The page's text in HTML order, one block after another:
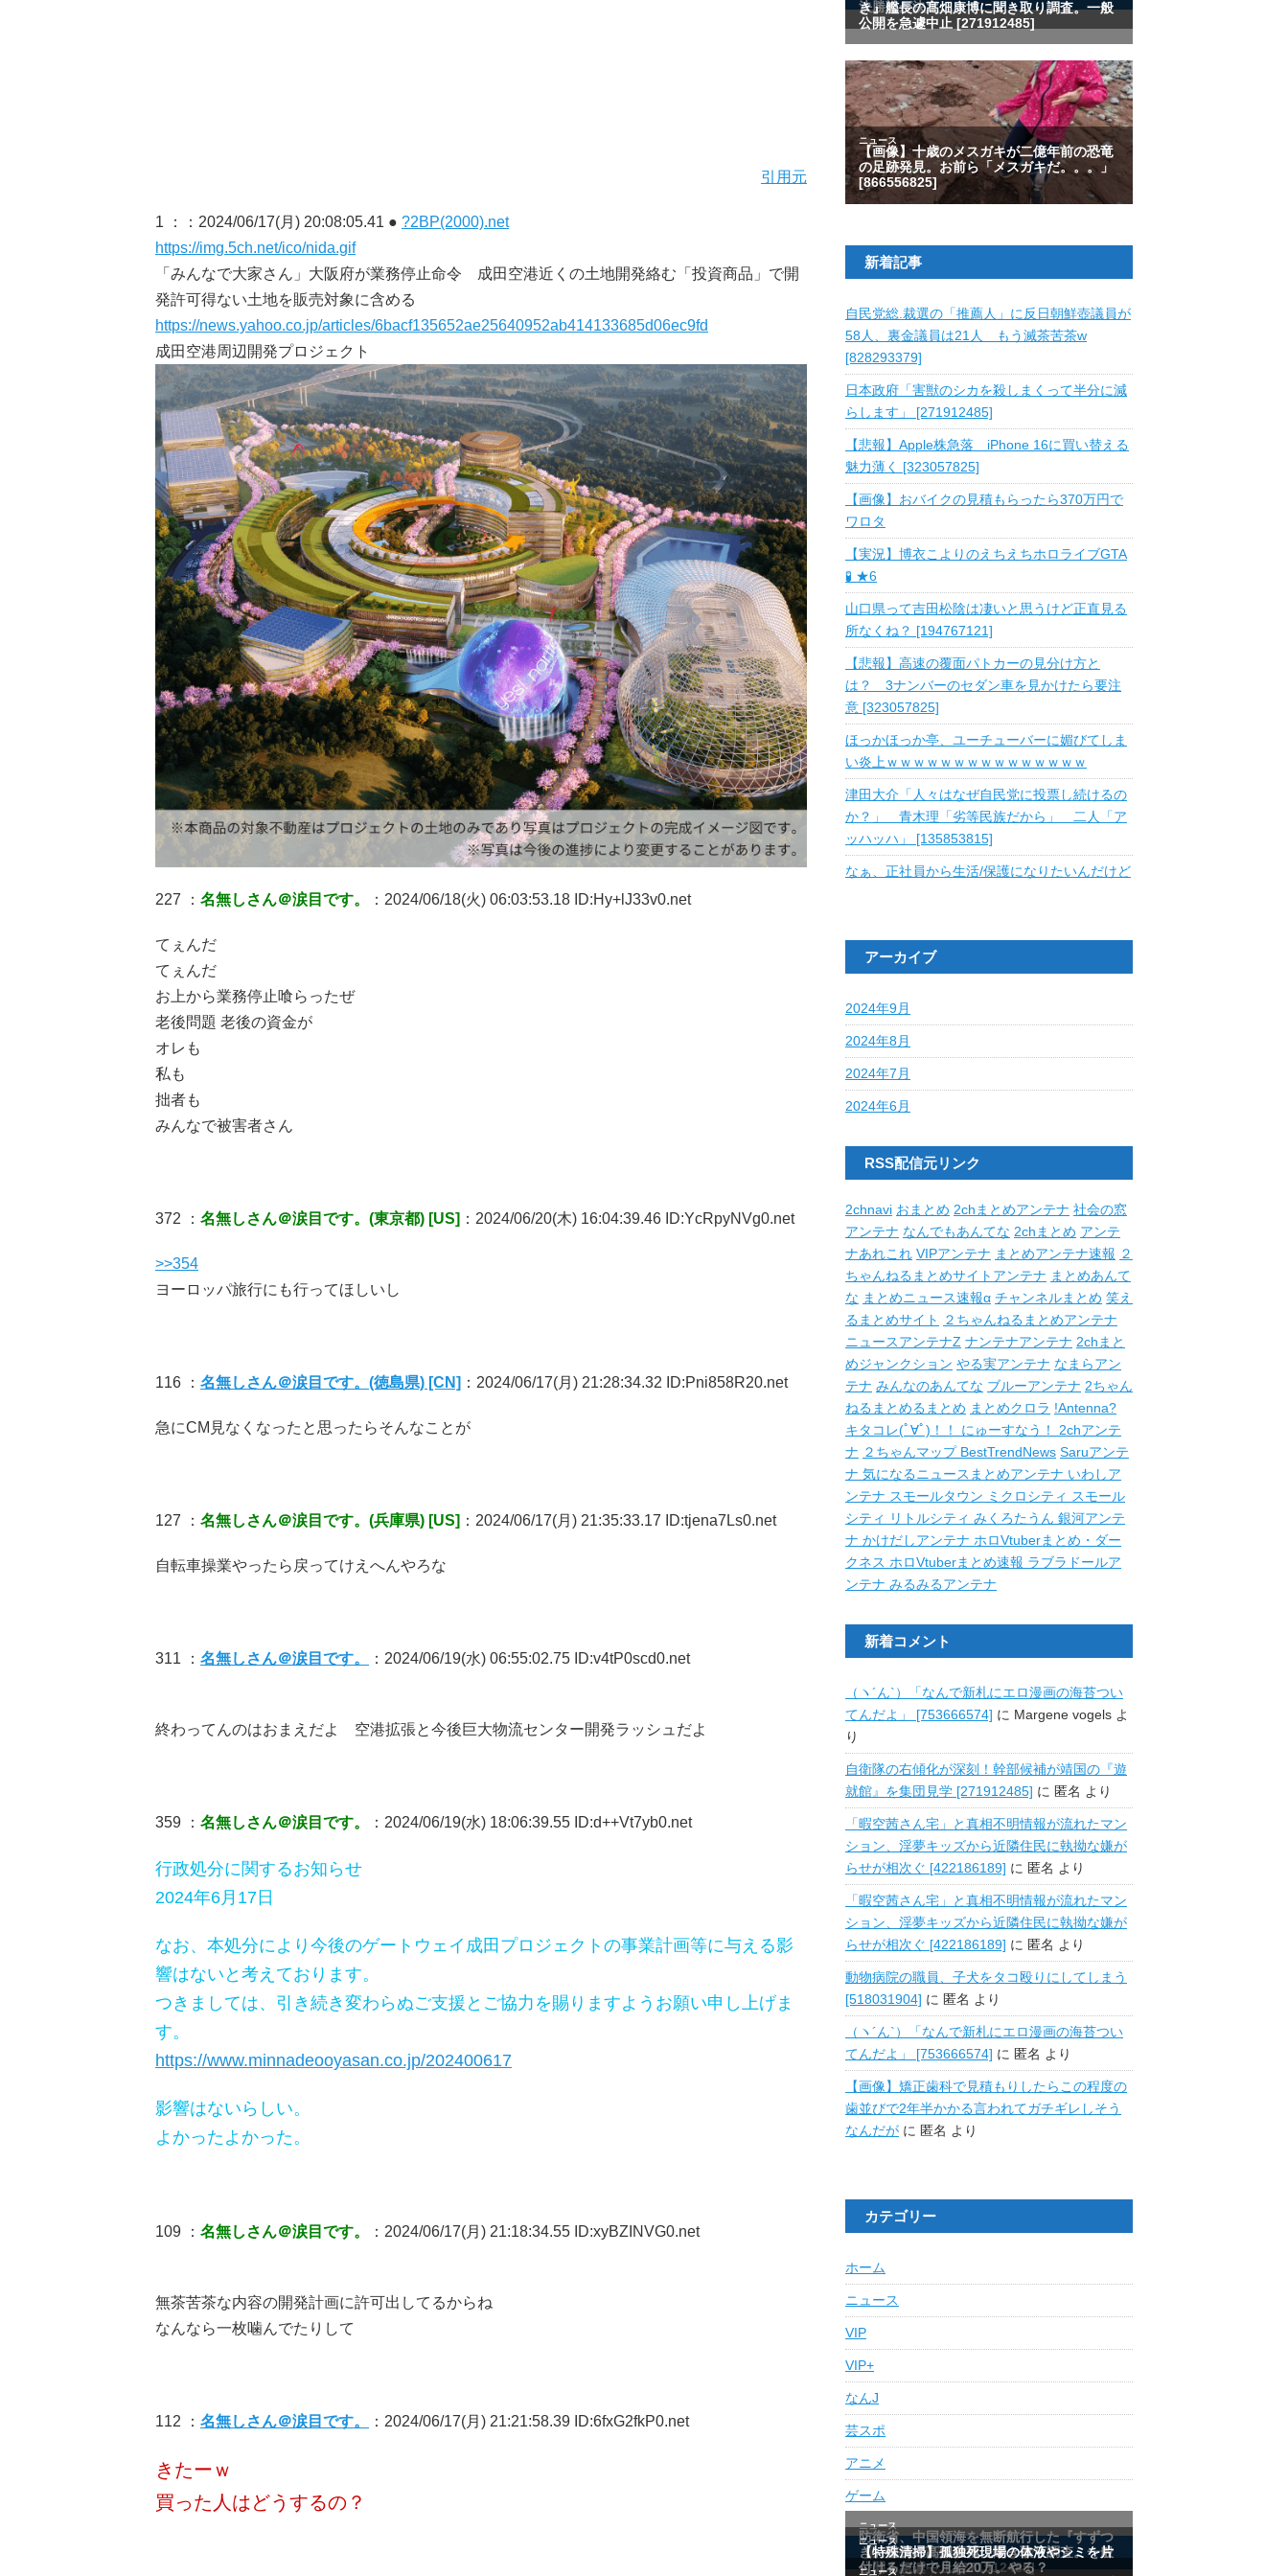
引用元
1 ： ：2024/06/17(月) 20:08:05.41 ● ?2BP(2000).net
https://img.5ch.net/ico/nida.gif
「みんなで大家さん」大阪府が業務停止命令 成田空港近くの土地開発絡む「投資商品」で開
発許可得ない土地を販売対象に含める
https://news.yahoo.co.jp/articles/6bacf135652ae25640952ab414133685d06ec9fd
成田空港周辺開発プロジェクト
227 ： 名無しさん＠涙目です。 ：2024/06/18(火) 06:03:53.18 ID:Hy+lJ33v0.net
てぇんだ
てぇんだ
お上から業務停止喰らったぜ
老後問題 老後の資金が
オレも
私も
拙者も
みんなで被害者さん
372 ： 名無しさん＠涙目です。(東京都) [US] ：2024/06/20(木) 16:04:39.46 ID:YcRpyNVg0.net
>>354
ヨーロッパ旅行にも行ってほしいし
116 ： 名無しさん＠涙目です。(徳島県) [CN] ：2024/06/17(月) 21:28:34.32 ID:Pni858R20.net
急にCM見なくなったと思ったらそんなことが
127 ： 名無しさん＠涙目です。(兵庫県) [US] ：2024/06/17(月) 21:35:33.17 ID:tjena7Ls0.net
自転車操業やったら戻ってけえへんやろな
311 ： 名無しさん＠涙目です。 ：2024/06/19(水) 06:55:02.75 ID:v4tP0scd0.net
終わってんのはおまえだよ 空港拡張と今後巨大物流センター開発ラッシュだよ
359 ： 名無しさん＠涙目です。 ：2024/06/19(水) 18:06:39.55 ID:d++Vt7yb0.net
行政処分に関するお知らせ
2024年6月17日
なお、本処分により今後のゲートウェイ成田プロジェクトの事業計画等に与える影
響はないと考えております。
つきましては、引き続き変わらぬご支援とご協力を賜りますようお願い申し上げま
す。
https://www.minnadeooyasan.co.jp/202400617
影響はないらしい。
よかったよかった。
109 ： 名無しさん＠涙目です。 ：2024/06/17(月) 21:18:34.55 ID:xyBZINVG0.net
無茶苦茶な内容の開発計画に許可出してるからね
なんなら一枚噛んでたりして
112 ： 名無しさん＠涙目です。 ：2024/06/17(月) 21:21:58.39 ID:6fxG2fkP0.net
きたーｗ
買った人はどうするの？
新着記事
自民党総.裁選の「推薦人」に反日朝鮮壺議員が
58人、裏金議員は21人 もう滅茶苦茶w
[828293379]
日本政府「害獣のシカを殺しまくって半分に減
らします」 [271912485]
【悲報】Apple株急落 iPhone 16に買い替える
魅力薄く [323057825]
【画像】おバイクの見積もらったら370万円で
ワロタ
【実況】博衣こよりのえちえちホロライブGTA
🧪 ★6
山口県って吉田松陰は凄いと思うけど正直見る
所なくね？ [194767121]
【悲報】高速の覆面パトカーの見分け方と
は？ 3ナンバーのセダン車を見かけたら要注
意 [323057825]
ほっかほっか亭、ユーチューバーに媚びてしま
い炎上ｗｗｗｗｗｗｗｗｗｗｗｗｗｗｗ
津田大介「人々はなぜ自民党に投票し続けるの
か？」 青木理「劣等民族だから」 二人「ア
ッハッハ」 [135853815]
なぁ、正社員から生活/保護になりたいんだけど
アーカイブ
2024年9月
2024年8月
2024年7月
2024年6月
RSS配信元リンク
2chnavi おまとめ 2chまとめアンテナ 社会の窓
アンテナ なんでもあんてな 2chまとめ アンテ
ナあれこれ VIPアンテナ まとめアンテナ速報 ２
ちゃんねるまとめサイトアンテナ まとめあんて
な まとめニュース速報α チャンネルまとめ 笑え
るまとめサイト
２ちゃんねるまとめアンテナ
ニュースアンテナZ ナンテナアンテナ 2chまと
めジャンクション やる実アンテナ なまらアン
テナ みんなのあんてな ブルーアンテナ 2ちゃん
ねるまとめるまとめ まとめクロラ !Antenna?
キタコレ(ﾟ∀ﾟ)！！ にゅーすなう！ 2chアンテ
ナ ２ちゃんマップ BestTrendNews Saruアンテ
ナ 気になるニュースまとめアンテナ いわしア
ンテナ スモールタウン ミクロシティ スモール
シティ
リトルシティ みくろたうん 銀河アンテ
ナ かけだしアンテナ ホロVtuberまとめ・ダー
クネス ホロVtuberまとめ速報 ラブラドールア
ンテナ みるみるアンテナ
新着コメント
（ヽ´ん`）「なんで新札にエロ漫画の海苔つい
てんだよ」 [753666574] に Margene vogels よ
り
自衛隊の右傾化が深刻！幹部候補が靖国の『遊
就館』を集団見学 [271912485] に 匿名 より
「暇空茜さん宅」と真相不明情報が流れたマン
ション、淫夢キッズから近隣住民に執拗な嫌が
らせが相次ぐ [422186189] に 匿名 より
「暇空茜さん宅」と真相不明情報が流れたマン
ション、淫夢キッズから近隣住民に執拗な嫌が
らせが相次ぐ [422186189] に 匿名 より
動物病院の職員、子犬をタコ殴りにしてしまう
[518031904] に 匿名 より
（ヽ´ん`）「なんで新札にエロ漫画の海苔つい
てんだよ」 [753666574] に 匿名 より
【画像】矯正歯科で見積もりしたらこの程度の
歯並びで2年半かかる言われてガチギレしそう
なんだが に 匿名 より
カテゴリー
ホーム
ニュース
VIP
VIP+
なんJ
芸スポ
アニメ
ゲーム
最近の人気記事ランキング